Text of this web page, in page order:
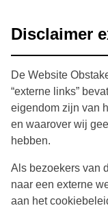
Disclaimer
De Website
“externe links”
eigendom zijn van
en waarover wij
hebben.
Als bezoekers van
naar een externe
aan het